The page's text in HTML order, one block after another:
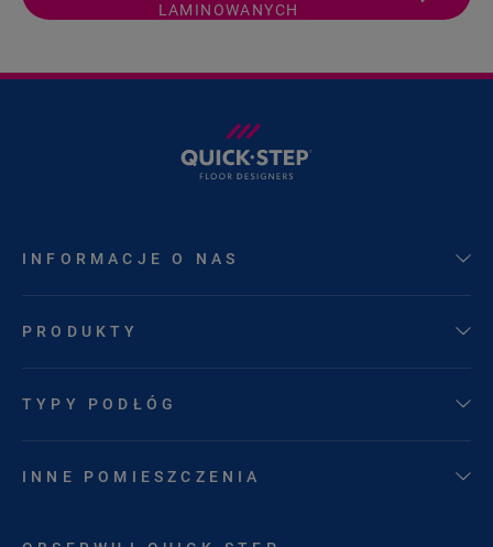
LAMINOWANYCH
INFORMACJE O NAS
PRODUKTY
TYPY PODŁÓG
INNE POMIESZCZENIA